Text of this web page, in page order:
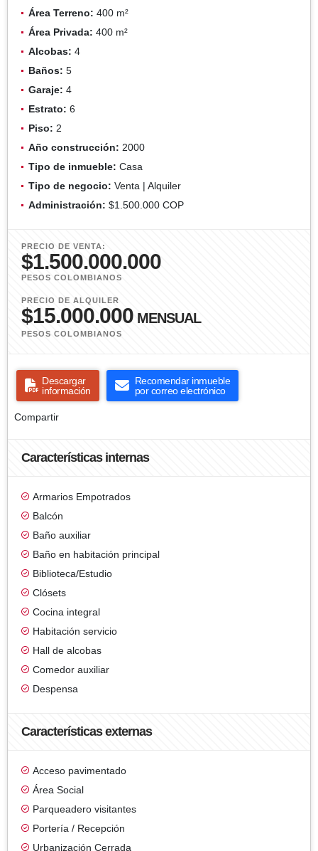
Área Terreno: 400 m²
Área Privada: 400 m²
Alcobas: 4
Baños: 5
Garaje: 4
Estrato: 6
Piso: 2
Año construcción: 2000
Tipo de inmueble: Casa
Tipo de negocio: Venta | Alquiler
Administración: $1.500.000 COP
PRECIO DE VENTA:
$1.500.000.000
PESOS COLOMBIANOS
PRECIO DE ALQUILER
$15.000.000 MENSUAL
PESOS COLOMBIANOS
Descargar
información
Recomendar inmueble
por correo electrónico
Compartir
Características internas
Armarios Empotrados
Balcón
Baño auxiliar
Baño en habitación principal
Biblioteca/Estudio
Clósets
Cocina integral
Habitación servicio
Hall de alcobas
Comedor auxiliar
Despensa
Características externas
Acceso pavimentado
Área Social
Parqueadero visitantes
Portería / Recepción
Urbanización Cerrada